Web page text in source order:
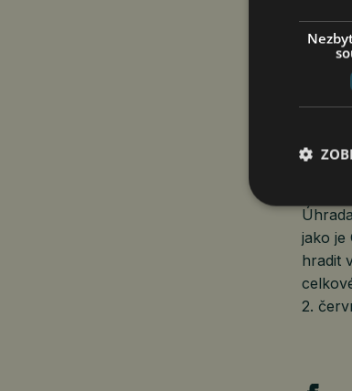
půlce
bude
jako je
hradit
2.